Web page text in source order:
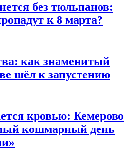
без тюльпанов:
к 8 марта?
как знаменитый
шёл к запустению
кровью: Кемерово
кошмарный день